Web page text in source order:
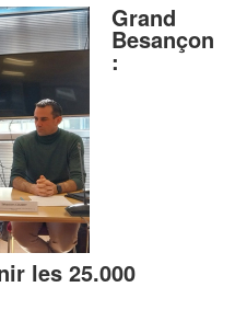
Grand
Besançon
:
les 25.000